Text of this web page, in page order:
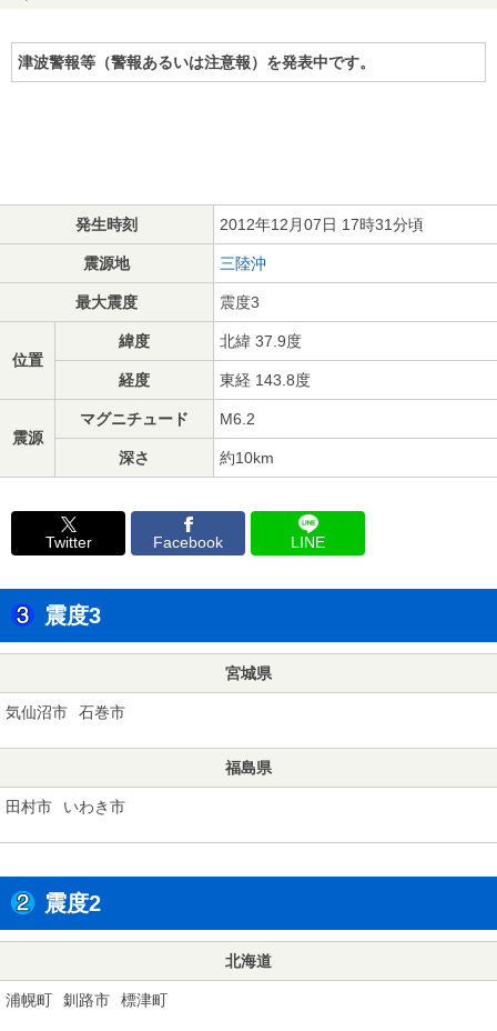
津波警報等（警報あるいは注意報）を発表中です。
発生時刻 2012年12月07日 17時31分頃
震源地 三陸沖
最大震度 震度3
位置
緯度 北緯 37.9度
経度 東経 143.8度
震源
マグニチュード M6.2
深さ 約10km
Twitter Facebook LINE
震度3
宮城県
気仙沼市 石巻市
福島県
田村市 いわき市
震度2
北海道
浦幌町 釧路市 標津町